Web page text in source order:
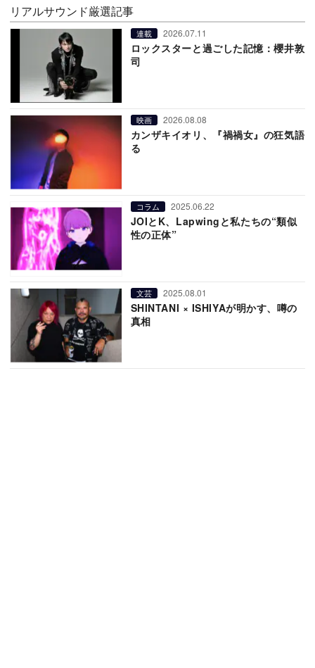
リアルサウンド厳選記事
連載 2026.07.11
ロックスターと過ごした記憶：櫻井敦
司
映画 2026.08.08
カンザキイオリ、『禍禍女』の狂気語
る
コラム 2025.06.22
JOIとK、Lapwingと私たちの“類似
性の正体”
文芸 2025.08.01
SHINTANI × ISHIYAが明かす、噂の
真相